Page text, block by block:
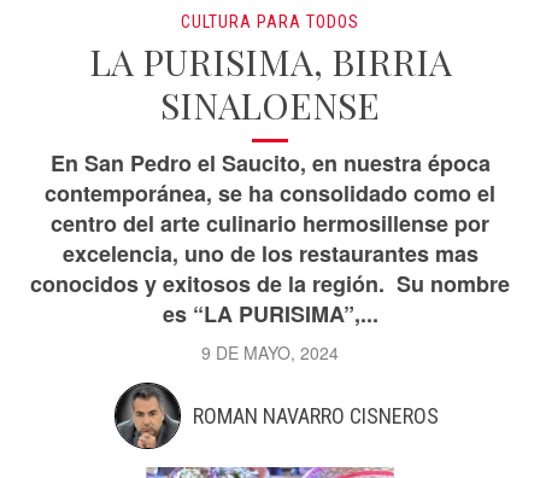
CULTURA PARA TODOS
LA PURISIMA, BIRRIA
SINALOENSE
En San Pedro el Saucito, en nuestra época
contemporánea, se ha consolidado como el
centro del arte culinario hermosillense por
excelencia, uno de los restaurantes mas
conocidos y exitosos de la región. Su nombre
es “LA PURISIMA”,...
9 DE MAYO, 2024
ROMAN NAVARRO CISNEROS